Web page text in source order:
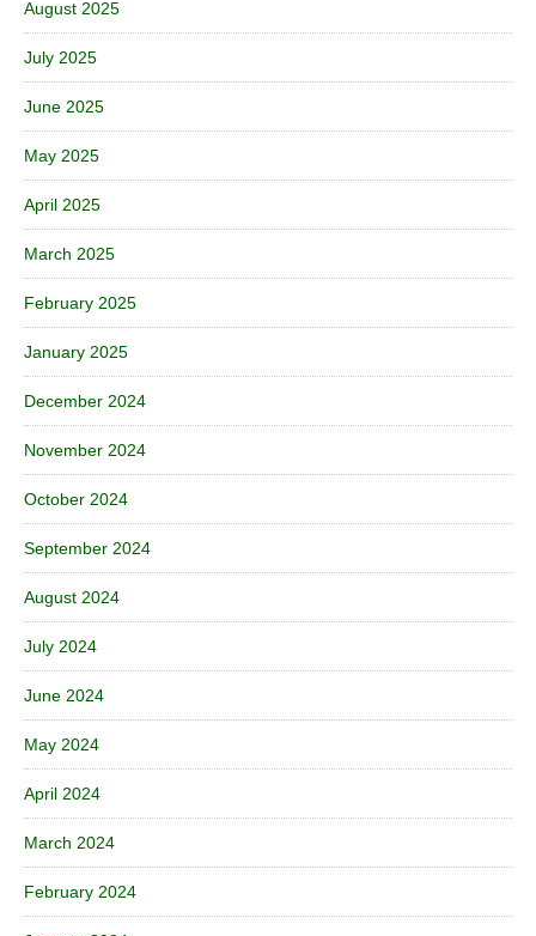
August 2025
July 2025
June 2025
May 2025
April 2025
March 2025
February 2025
January 2025
December 2024
November 2024
October 2024
September 2024
August 2024
July 2024
June 2024
May 2024
April 2024
March 2024
February 2024